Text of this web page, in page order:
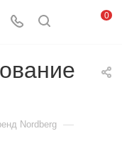
0
Nordberg —